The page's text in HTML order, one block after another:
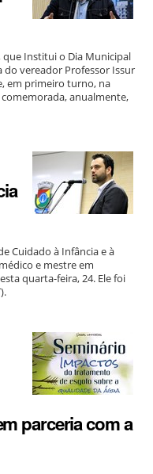
que Institui o Dia Municipal
do vereador Professor Issur
em primeiro turno, na
comemorada, anualmente,
Cuidado à Infância e à
e mestre em
quarta-feira, 24. Ele foi
parceria com a